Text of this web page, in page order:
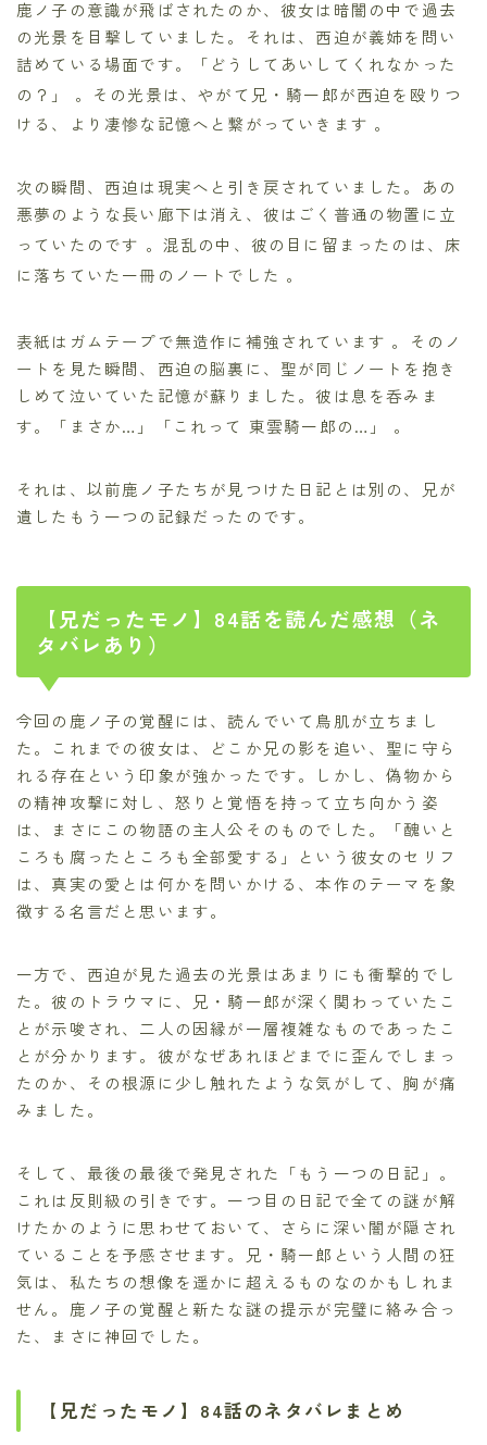
鹿ノ子の意識が飛ばされたのか、彼女は暗闇の中で過去
の光景を目撃していました。それは、西迫が義姉を問い
詰めている場面です。「どうしてあいしてくれなかった
の？」 。その光景は、やがて兄・騎一郎が西迫を殴りつ
ける、より凄惨な記憶へと繋がっていきます 。
次の瞬間、西迫は現実へと引き戻されていました。あの
悪夢のような長い廊下は消え、彼はごく普通の物置に立
っていたのです 。混乱の中、彼の目に留まったのは、床
に落ちていた一冊のノートでした 。
表紙はガムテープで無造作に補強されています 。そのノ
ートを見た瞬間、西迫の脳裏に、聖が同じノートを抱き
しめて泣いていた記憶が蘇りました。彼は息を呑みま
す。「まさか…」「これって 東雲騎一郎の…」 。
それは、以前鹿ノ子たちが見つけた日記とは別の、兄が
遺したもう一つの記録だったのです。
【兄だったモノ】84話を読んだ感想（ネ
タバレあり）
今回の鹿ノ子の覚醒には、読んでいて鳥肌が立ちまし
た。これまでの彼女は、どこか兄の影を追い、聖に守ら
れる存在という印象が強かったです。しかし、偽物から
の精神攻撃に対し、怒りと覚悟を持って立ち向かう姿
は、まさにこの物語の主人公そのものでした。「醜いと
ころも腐ったところも全部愛する」という彼女のセリフ
は、真実の愛とは何かを問いかける、本作のテーマを象
徴する名言だと思います。
一方で、西迫が見た過去の光景はあまりにも衝撃的でし
た。彼のトラウマに、兄・騎一郎が深く関わっていたこ
とが示唆され、二人の因縁が一層複雑なものであったこ
とが分かります。彼がなぜあれほどまでに歪んでしまっ
たのか、その根源に少し触れたような気がして、胸が痛
みました。
そして、最後の最後で発見された「もう一つの日記」。
これは反則級の引きです。一つ目の日記で全ての謎が解
けたかのように思わせておいて、さらに深い闇が隠され
ていることを予感させます。兄・騎一郎という人間の狂
気は、私たちの想像を遥かに超えるものなのかもしれま
せん。鹿ノ子の覚醒と新たな謎の提示が完璧に絡み合っ
た、まさに神回でした。
【兄だったモノ】84話のネタバレまとめ